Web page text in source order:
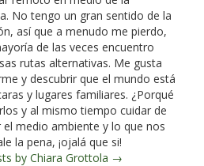
No tengo un gran sentido de la
así que a menudo me pierdo,
de las veces encuentro
rutas alternativas. Me gusta
y descubrir que el mundo está
y lugares familiares. ¿Porqué
y al mismo tiempo cuidar de
el medio ambiente y lo que nos
la pena, ¡ojalá que si!
by Chiara Grottola →